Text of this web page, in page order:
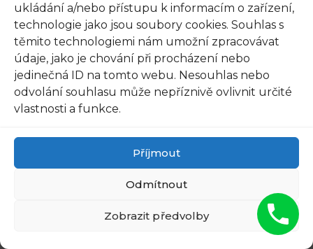
ukládání a/nebo přístupu k informacím o zařízení,
technologie jako jsou soubory cookies. Souhlas s
těmito technologiemi nám umožní zpracovávat
údaje, jako je chování při procházení nebo
jedinečná ID na tomto webu. Nesouhlas nebo
odvolání souhlasu může nepříznivě ovlivnit určité
vlastnosti a funkce.
Příjmout
Odmítnout
Zobrazit předvolby
Investice do zabezpečení
starých dveří:
Dlouhodobá ochrana a
zachování historického
ducha bytu
Staří bytoví dveře mají své kouzlo a historii,
Nicméně, časem mohou tyto dveře ztratit svou